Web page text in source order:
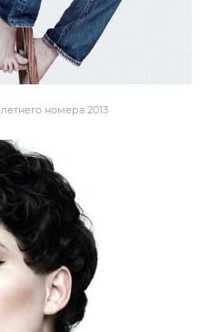
номера 2013